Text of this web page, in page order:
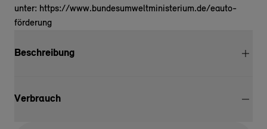
unter: https://www.bundesumweltministerium.de/eauto-
förderung
Beschreibung
Verbrauch